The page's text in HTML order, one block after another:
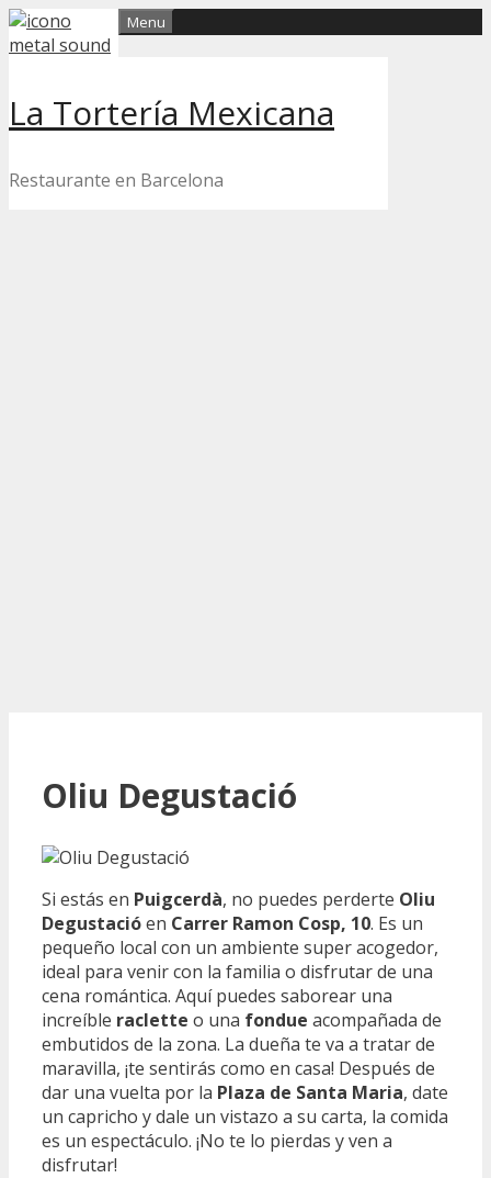
Skip
to
La Tortería Mexicana
Restaurante en Barcelona
Menu
Oliu Degustació
Si estás en Puigcerdà, no puedes perderte Oliu
Degustacióen Carrer Ramon Cosp, 10. Es un
pequeño local con un ambiente super acogedor,
ideal para venir con la familia o disfrutar de una
cena romántica. Aquí puedes saborear una
increíble raclette o una fondue acompañada de
embutidos de la zona. La dueña te va a tratar de
maravilla, ¡te sentirás como en casa! Después de
dar una vuelta por la Plaza de Santa Maria, date
un capricho y dale un vistazo a su carta, la comida
es un espectáculo. ¡No te lo pierdas y ven a
disfrutar!